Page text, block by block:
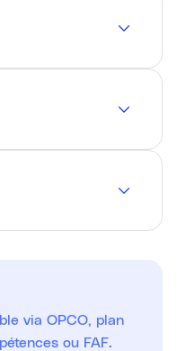
via OPCO, plan
ou FAF.